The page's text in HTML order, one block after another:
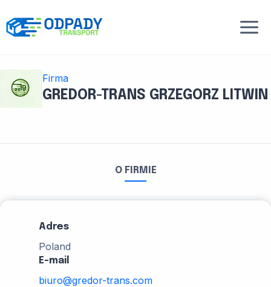
do
treści
Firma
GREDOR-TRANS GRZEGORZ LITWIN
O FIRMIE
Adres
Poland
E-mail
biuro@gredor-trans.com